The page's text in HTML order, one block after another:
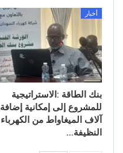
أخبار
بنك الطاقة :الاستراتيجية
للمشروع إلى إمكانية إضافة
آلاف الميغاواط من الكهرباء
النظيفة…